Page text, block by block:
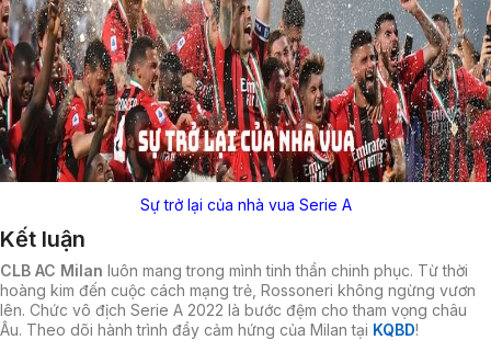
Sự trở lại của nhà vua Serie A
Kết luận
CLB AC Milan luôn mang trong mình tinh thần chinh phục. Từ thời
hoàng kim đến cuộc cách mạng trẻ, Rossoneri không ngừng vươn
lên. Chức vô địch Serie A 2022 là bước đệm cho tham vọng châu
Âu. Theo dõi hành trình đầy cảm hứng của Milan tại KQBD!